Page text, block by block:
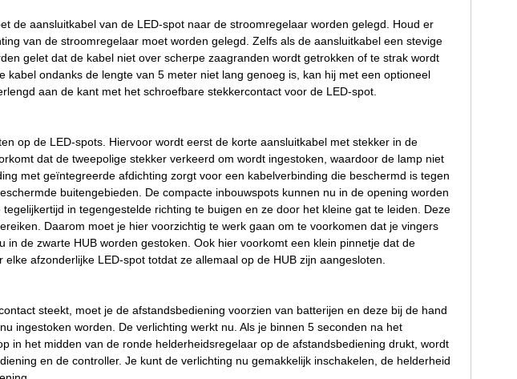
de aansluitkabel van de LED-spot naar de stroomregelaar worden gelegd. Houd er
van de stroomregelaar moet worden gelegd. Zelfs als de aansluitkabel een stevige
gelet dat de kabel niet over scherpe zaagranden wordt getrokken of te strak wordt
kabel ondanks de lengte van 5 meter niet lang genoeg is, kan hij met een optioneel
aan de kant met het schroefbare stekkercontact voor de LED-spot.
op de LED-spots. Hiervoor wordt eerst de korte aansluitkabel met stekker in de
dat de tweepolige stekker verkeerd om wordt ingestoken, waardoor de lamp niet
met geïntegreerde afdichting zorgt voor een kabelverbinding die beschermd is tegen
buitengebieden. De compacte inbouwspots kunnen nu in de opening worden
in tegengestelde richting te buigen en ze door het kleine gat te leiden. Deze
Daarom moet je hier voorzichtig te werk gaan om te voorkomen dat je vingers
de zwarte HUB worden gestoken. Ook hier voorkomt een klein pinnetje dat de
afzonderlijke LED-spot totdat ze allemaal op de HUB zijn aangesloten.
steekt, moet je de afstandsbediening voorzien van batterijen en deze bij de hand
ingestoken worden. De verlichting werkt nu. Als je binnen 5 seconden na het
in het midden van de ronde helderheidsregelaar op de afstandsbediening drukt, wordt
en de controller. Je kunt de verlichting nu gemakkelijk inschakelen, de helderheid